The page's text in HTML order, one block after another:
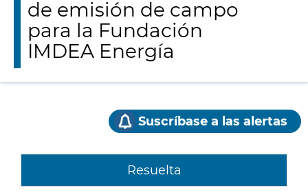
de emisión de campo
para la Fundación
IMDEA Energía
Suscríbase a las alertas
Resuelta